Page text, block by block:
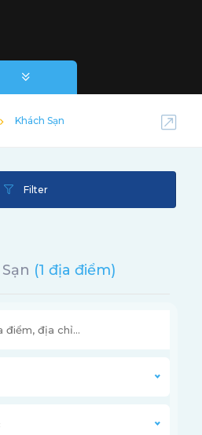
Khách Sạn
Filter
(1 địa điểm)